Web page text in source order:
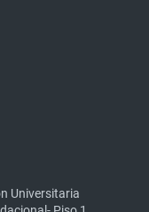
Universitaria